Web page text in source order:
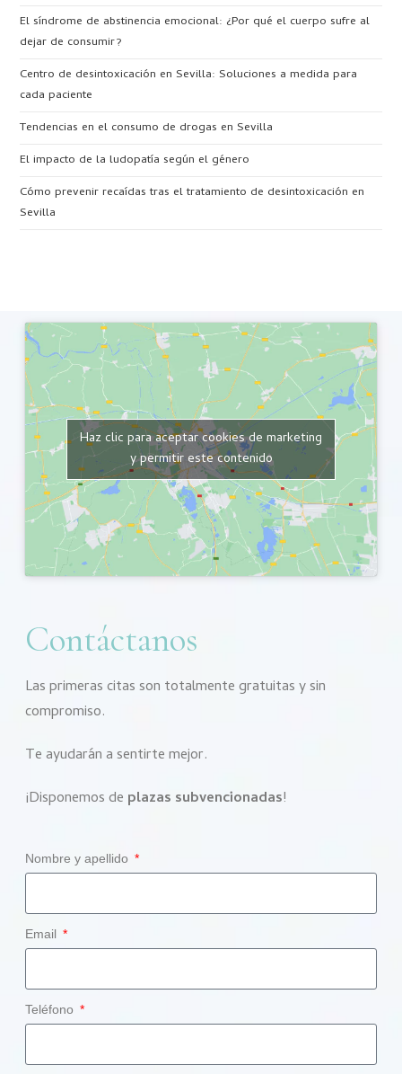
El síndrome de abstinencia emocional: ¿Por qué el cuerpo sufre al
dejar de consumir?
Centro de desintoxicación en Sevilla: Soluciones a medida para
cada paciente
Tendencias en el consumo de drogas en Sevilla
El impacto de la ludopatía según el género
Cómo prevenir recaídas tras el tratamiento de desintoxicación en
Sevilla
Haz clic para aceptar cookies de marketing
y permitir este contenido
Contáctanos
Las primeras citas son totalmente gratuitas y sin
compromiso.
Te ayudarán a sentirte mejor.
¡Disponemos de plazas subvencionadas!
Nombre y apellido
Email
Teléfono